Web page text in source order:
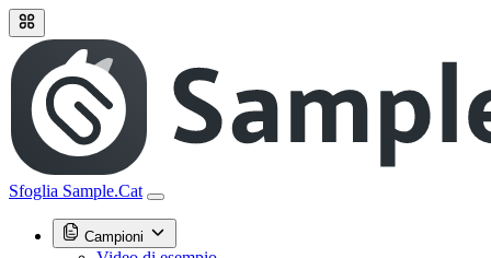
Sfoglia Sample.Cat
Campioni